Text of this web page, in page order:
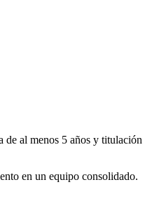
al menos 5 años y titulación
en un equipo consolidado.